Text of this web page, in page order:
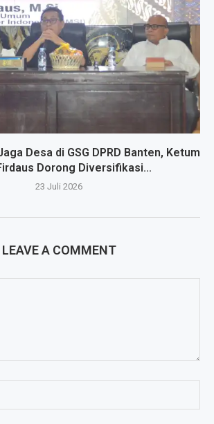
Desa di GSG DPRD Banten, Ketum
Dorong Diversifikasi...
23 Juli 2026
LEAVE A COMMENT